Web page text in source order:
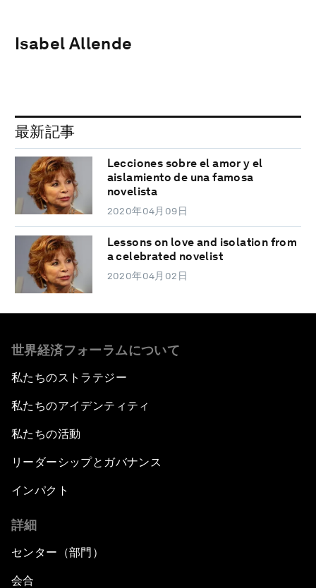
Isabel Allende
最新記事
Lecciones sobre el amor y el
aislamiento de una famosa
novelista
2020年04月09日
Lessons on love and isolation from
a celebrated novelist
2020年04月02日
世界経済フォーラムについて
私たちのストラテジー
私たちのアイデンティティ
私たちの活動
リーダーシップとガバナンス
インパクト
詳細
センター（部門）
会合